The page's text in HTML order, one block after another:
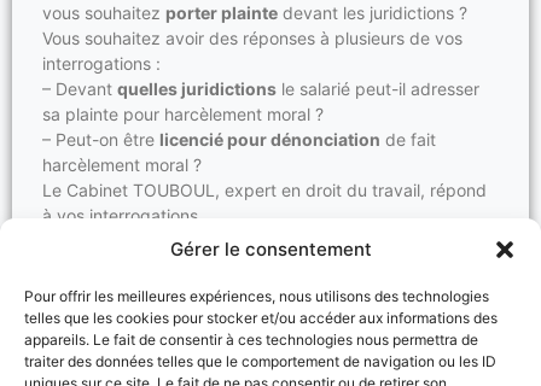
Gérer le consentement
Pour offrir les meilleures expériences, nous utilisons des technologies
telles que les cookies pour stocker et/ou accéder aux informations des
appareils. Le fait de consentir à ces technologies nous permettra de
traiter des données telles que le comportement de navigation ou les ID
vous souhaitez porter plainte devant les juridictions ?
Vous souhaitez avoir des réponses à plusieurs de vos
interrogations :
– Devant quelles juridictions le salarié peut-il adresser
sa plainte pour harcèlement moral ?
– Peut-on être licencié pour dénonciation de fait
harcèlement moral ?
Le Cabinet TOUBOUL, expert en droit du travail, répond
à vos interrogations.
Rupture conventionnelle du CDI